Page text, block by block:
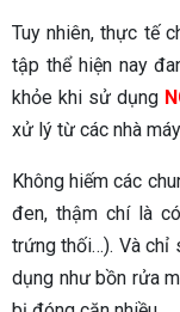
Tuy nhiên, thực tế
tập thể hiện nay
khỏe khi sử dụng
xử lý từ các nhà
Không hiếm các
đen, thậm chí là
trứng thối…). Và chỉ
dụng như bồn rửa